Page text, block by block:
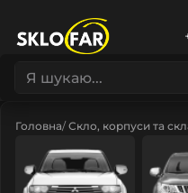
Головна Скло, корпуси та